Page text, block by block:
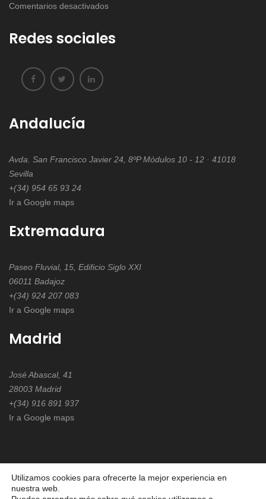
Comentarios desactivadosen
la
Redes sociales
Andalucía
Avda. San Francisco Javier 24, 8ºP Módulos 10 - 12 · 41018
Sevilla
+(34) 954 65 93 24
Ir a Google maps
Extremadura
Paseo Fluvial, 15, Edificio Siglo XXI
06011 Badajoz
+(34) 924 207 083
Ir a Google maps
Madrid
José Abascal, 41
28003 Madrid
+(34) 916 891 937
Ir a Google maps
Utilizamos cookies para ofrecerte la mejor experiencia en
nuestra web.